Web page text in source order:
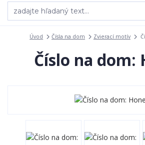
Úvod Čísla na dom Zvierací motív
Číslo na dom: